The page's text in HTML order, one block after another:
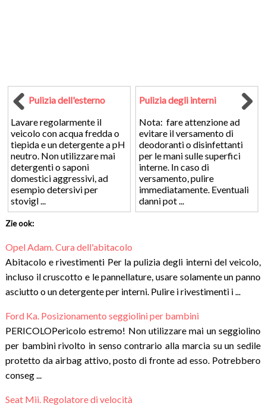
Pulizia dell'esterno
Lavare regolarmente il
veicolo con acqua fredda o
tiepida e un detergente a pH
neutro. Non utilizzare mai
detergenti o saponi
domestici aggressivi, ad
esempio detersivi per
stovigl ...
Pulizia degli interni
Nota: fare attenzione ad
evitare il versamento di
deodoranti o disinfettanti
per le mani sulle superfici
interne. In caso di
versamento, pulire
immediatamente. Eventuali
danni pot ...
Zie ook:
Opel Adam. Cura dell'abitacolo
Abitacolo e rivestimenti Per la pulizia degli interni del veicolo,
incluso il cruscotto e le pannellature, usare solamente un panno
asciutto o un detergente per interni. Pulire i rivestimenti i ...
Ford Ka. Posizionamento seggiolini per bambini
PERICOLOPericolo estremo! Non utilizzare mai un seggiolino
per bambini rivolto in senso contrario alla marcia su un sedile
protetto da airbag attivo, posto di fronte ad esso. Potrebbero
conseg ...
Seat Mii. Regolatore di velocità